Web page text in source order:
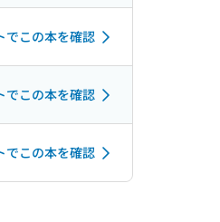
でこの本を確認
でこの本を確認
でこの本を確認